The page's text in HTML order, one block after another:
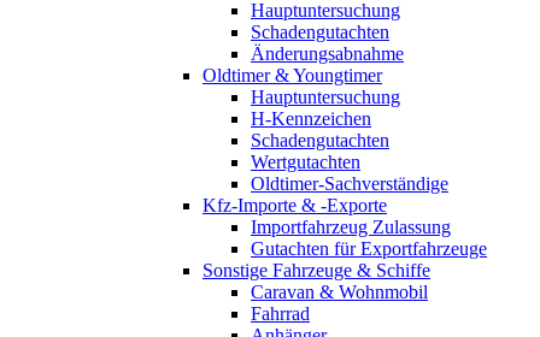
Hauptuntersuchung
Schadengutachten
Änderungsabnahme
Oldtimer & Youngtimer
Hauptuntersuchung
H-Kennzeichen
Schadengutachten
Wertgutachten
Oldtimer-Sachverständige
Kfz-Importe & -Exporte
Importfahrzeug Zulassung
Gutachten für Exportfahrzeuge
Sonstige Fahrzeuge & Schiffe
Caravan & Wohnmobil
Fahrrad